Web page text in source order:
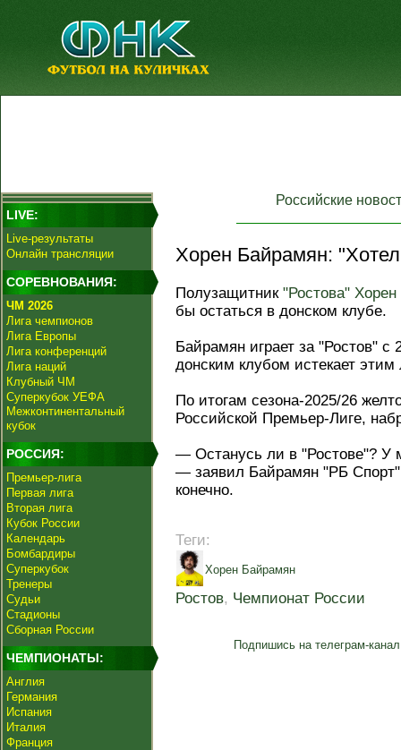
LIVE:
Live-результаты
Онлайн трансляции
СОРЕВНОВАНИЯ:
ЧМ 2026
Лига чемпионов
Лига Европы
Лига конференций
Лига наций
Клубный ЧМ
Суперкубок УЕФА
Межконтинентальный
кубок
РОССИЯ:
Премьер-лига
Первая лига
Вторая лига
Кубок России
Календарь
Бомбардиры
Суперкубок
Тренеры
Судьи
Стадионы
Сборная России
ЧЕМПИОНАТЫ:
Англия
Германия
Испания
Италия
Франция
Российские
Хорен Байрамян:
Полузащитник "Ростова"
бы остаться в донском клубе.
Байрамян играет за "Ростов" с
донским клубом истекает этим
По итогам сезона-2025/26
Российской Премьер-Лиге,
— Останусь ли в "Ростове"? У
— заявил Байрамян "РБ
конечно.
Теги:
Хорен Байрамян
Ростов, Чемпионат России
Подпишись на телеграм-